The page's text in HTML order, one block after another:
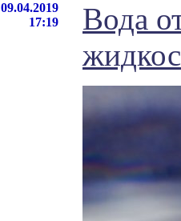
09.04.2019
17:19
Вода